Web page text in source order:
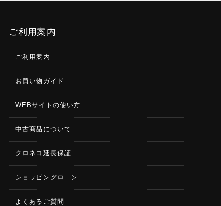
ご利用案内
ご利用案内
お買い物ガイド
WEBサイトの使い方
中古商品について
クロネコ延長保証
ショッピングローン
よくあるご質問